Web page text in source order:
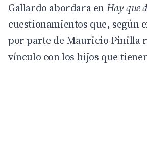
Gallardo abordara enHay que
cuestionamientos que, según
por parte de Mauricio Pinilla
vínculo con los hijos que